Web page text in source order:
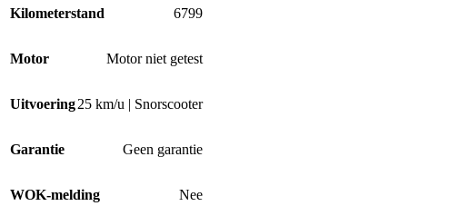
Kilometerstand 6799
Motor Motor niet getest
Uitvoering25 km/u | Snorscooter
Garantie Geen garantie
WOK-melding Nee